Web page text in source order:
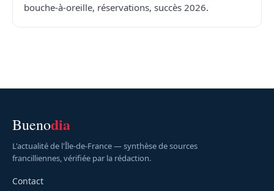
bouche-à-oreille, réservations, succès 2026.
Buenodia
L'actualité de l'Île-de-France — synthèse de sources
francilliennes, vérifiée par la rédaction.
Contact